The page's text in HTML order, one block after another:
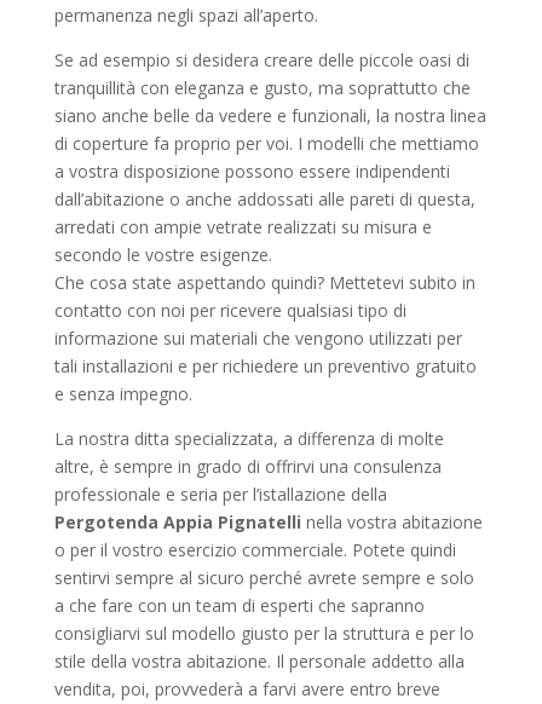
permanenza negli spazi all’aperto.
Se ad esempio si desidera creare delle piccole oasi di
tranquillità con eleganza e gusto, ma soprattutto che
siano anche belle da vedere e funzionali, la nostra linea
di coperture fa proprio per voi. I modelli che mettiamo
a vostra disposizione possono essere indipendenti
dall’abitazione o anche addossati alle pareti di questa,
arredati con ampie vetrate realizzati su misura e
secondo le vostre esigenze.
Che cosa state aspettando quindi? Mettetevi subito in
contatto con noi per ricevere qualsiasi tipo di
informazione sui materiali che vengono utilizzati per
tali installazioni e per richiedere un preventivo gratuito
e senza impegno.
La nostra ditta specializzata, a differenza di molte
altre, è sempre in grado di offrirvi una consulenza
professionale e seria per l’istallazione della
Pergotenda Appia Pignatelli nella vostra abitazione
o per il vostro esercizio commerciale. Potete quindi
sentirvi sempre al sicuro perché avrete sempre e solo
a che fare con un team di esperti che sapranno
consigliarvi sul modello giusto per la struttura e per lo
stile della vostra abitazione. Il personale addetto alla
vendita, poi, provvederà a farvi avere entro breve